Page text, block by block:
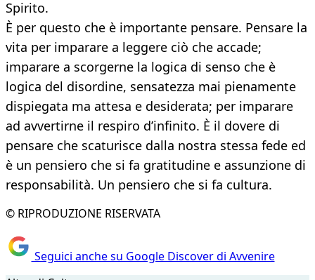
Spirito.
È per questo che è importante pensare. Pensare la
vita per imparare a leggere ciò che accade;
imparare a scorgerne la logica di senso che è
logica del disordine, sensatezza mai pienamente
dispiegata ma attesa e desiderata; per imparare
ad avvertirne il respiro d’infinito. È il dovere di
pensare che scaturisce dalla nostra stessa fede ed
è un pensiero che si fa gratitudine e assunzione di
responsabilità. Un pensiero che si fa cultura.
© RIPRODUZIONE RISERVATA
Seguici anche su Google Discover di Avvenire